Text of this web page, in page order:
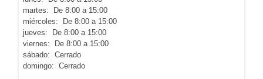
martes: De 8:00 a 15:00
miércoles: De 8:00 a 15:00
jueves: De 8:00 a 15:00
viernes: De 8:00 a 15:00
sábado: Cerrado
domingo: Cerrado